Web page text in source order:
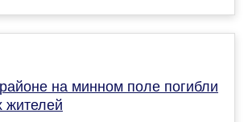
на минном поле погибли
жителей